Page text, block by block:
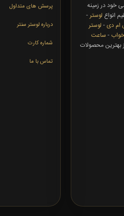
خود در زمینه
انواع لوستر-
ام دی- لوستر
خواب - ساعت
بهترین محصولات
پرسش های متداول
درباره لوستر سنتر
شماره کارت
تماس با ما